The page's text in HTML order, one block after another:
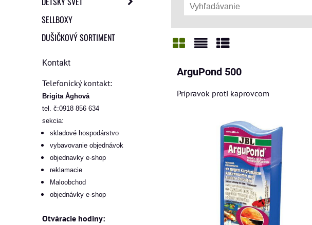
ArguPond 500
Prípravok proti kaprovcom
SELLBOXY
DUŠIČKOVÝ SORTIMENT
Kontakt
Telefonický kontakt:
Brigita Ághová
tel. č:0918 856 634
sekcia:
skladové hospodárstvo
vybavovanie objednávok
objednavky e-shop
reklamacie
Maloobchod
objednávky e-shop
Otváracie hodiny: